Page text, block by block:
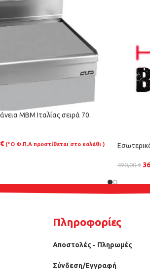
ΜΒΜ Ιταλίας σειρά 70.
€ (*Ο Φ.Π.Α προστίθεται στο καλάθι )
490,00€
Πληροφορίες
Αποστολές - Πληρωμές
Σύνδεση/Εγγραφή